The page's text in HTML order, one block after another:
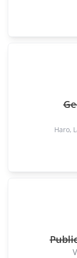
Haro,